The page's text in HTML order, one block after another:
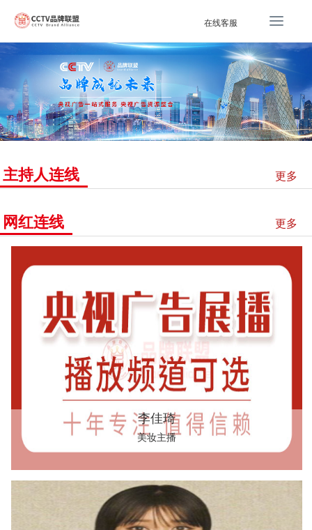
T
o
g
g
l
e
n
a
g
a
i
o
在线客服
主持人连线 更多
网红连线 更多
李佳琦
美妆主播